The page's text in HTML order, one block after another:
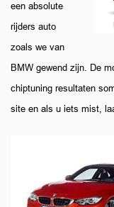
een absolute
rijders auto
zoals we van
BMW gewend zijn. De
chiptuning resultaten
site en als u iets mist,